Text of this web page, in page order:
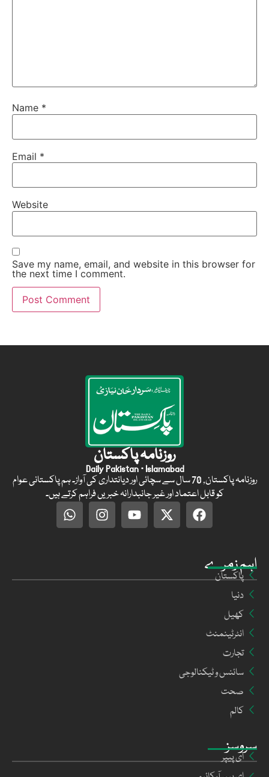
Name *
Email *
Website
Save my name, email, and website in this browser for
the next time I comment.
سروسز
ای پیپر
اہم زمرے
پاکستان
دنیا
کھیل
انٹرٹینمنٹ
تجارت
سائنس و ٹیکنالوجی
صحت
کالم
روزنامہ پاکستان
Daily Pakistan · Islamabad
روزنامہ پاکستان, 70 سال سے سچائی اور دیانتداری کی آواز۔ ہم پاکستانی عوام
کو قابل اعتماد اور غیر جانبدارانہ خبریں فراہم کرتے ہیں۔